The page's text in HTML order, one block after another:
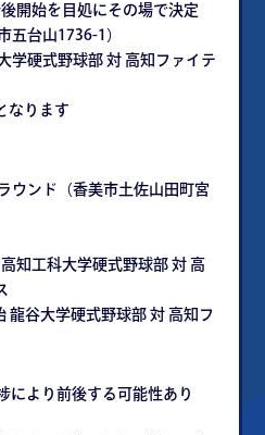
開始を目処にその場で決定
五台山1736-1）
学硬式野球部 対 高知ファイテ
なります
ウンド（香美市土佐山田町宮
知工科大学硬式野球部 対 高
龍谷大学硬式野球部 対 高知フ
により前後する可能性あり